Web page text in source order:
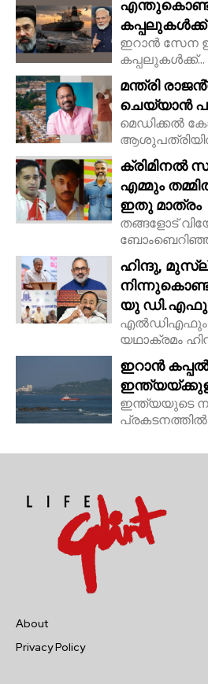
കപ്പലുകൾക്ക്
ഇറാൻ സേന
കപ്പലുകൾക്ക്...
മന്ത്രി
ചെയ്യാൻ
മെഡിക്കൽ
ക്രിമിനൽ
എമ്മും
ഇതു മാത്രം
തങ്ങളോട്
ഹിന്ദു,
യു
യഥാക്രമം
ഇറാൻ
ഇന്ത്യയുടെ
പ്രകടനത്തിൽ
About
Privacy Policy